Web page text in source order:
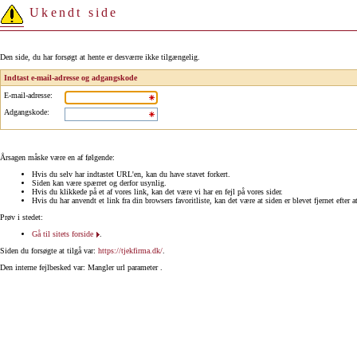
Ukendt side
Den side, du har forsøgt at hente er desværre ikke tilgængelig.
Indtast e-mail-adresse og adgangskode
E-mail-adresse:
Adgangskode:
Årsagen måske være en af følgende:
Hvis du selv har indtastet URL'en, kan du have stavet forkert.
Siden kan være spærret og derfor usynlig.
Hvis du klikkede på et af vores link, kan det være vi har en fejl på vores sider.
Hvis du har anvendt et link fra din browsers favoritliste, kan det være at siden er blevet fjernet efter
Prøv i stedet:
Gå til sitets forside
Siden du forsøgte at tilgå var: https://tjekfirma.dk/
Den interne fejlbesked var: Mangler url parameter .